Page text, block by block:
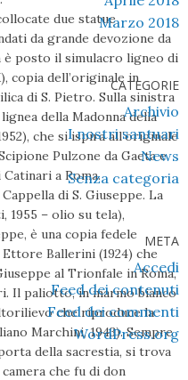
Marzo 2018
CATEGORIE
Archivio
I nostri santuari
News
Senza categoria
META
Accedi
Feed dei contenuti
Feed dei commenti
WordPress.org
due statue
da grande devozione da
è posto il simulacro ligneo di
copia dell’originale in
di S. Pietro. Sulla sinistra
della Madonna della
che si ispira all’originale
Pulzone da Gaeta e
a Roma.
di S. Giuseppe. La
1955 – olio su tela),
è una copia fedele
Ballerini (1924) che
al Trionfale in Roma,
Il paliotto, in marmo bianco
che riproduce la
Marchini, 1943). Sempre
della sacrestia, si trova
camera che fu di don